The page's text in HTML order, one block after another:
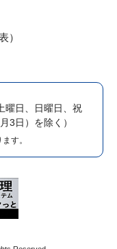
）
曜日、日曜日、祝
3日）を除く）
す。